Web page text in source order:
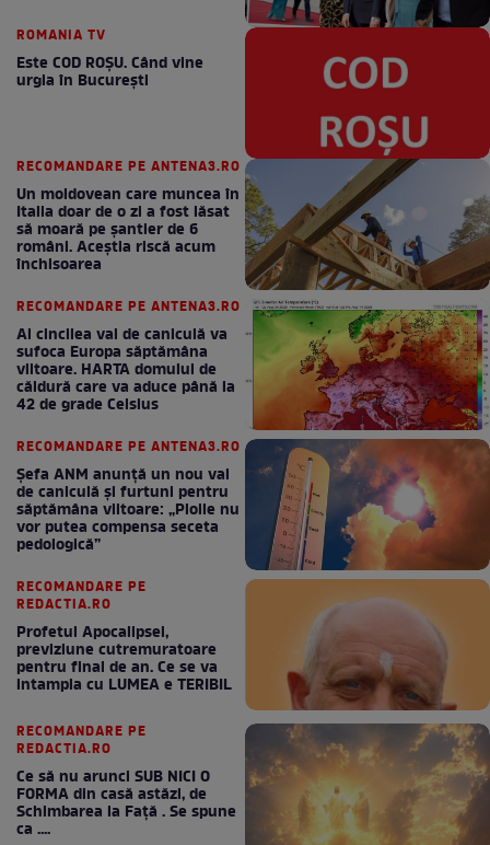
ROMANIA TV
Este COD ROŞU. Când vine
urgia în Bucureşti
RECOMANDARE PE ANTENA3.RO
Un moldovean care muncea în
Italia doar de o zi a fost lăsat
să moară pe şantier de 6
români. Aceștia riscă acum
închisoarea
RECOMANDARE PE ANTENA3.RO
Al cincilea val de caniculă va
sufoca Europa săptămâna
viitoare. HARTA domului de
căldură care va aduce până la
42 de grade Celsius
RECOMANDARE PE ANTENA3.RO
Șefa ANM anunță un nou val
de caniculă și furtuni pentru
săptămâna viitoare: „Ploile nu
vor putea compensa seceta
pedologică”
RECOMANDARE PE
REDACTIA.RO
Profetul Apocalipsei,
previziune cutremuratoare
pentru final de an. Ce se va
intampla cu LUMEA e TERIBIL
RECOMANDARE PE
REDACTIA.RO
Ce să nu arunci SUB NICI O
FORMA din casă astăzi, de
Schimbarea la Față . Se spune
ca ....